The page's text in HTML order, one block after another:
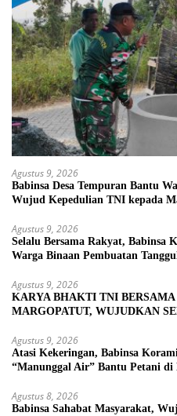
Agustus 9, 2026
Babinsa Desa Tempuran Bantu
Wujud Kepedulian TNI kepada
Agustus 9, 2026
Selalu Bersama Rakyat, Babinsa
Warga Binaan Pembuatan
Agustus 9, 2026
KARYA BHAKTI TNI
MARGOPATUT, WUJUDKAN
Agustus 9, 2026
Atasi Kekeringan, Babinsa
“Manunggal Air” Bantu Petani di
Agustus 8, 2026
Babinsa Sahabat Masyarakat,